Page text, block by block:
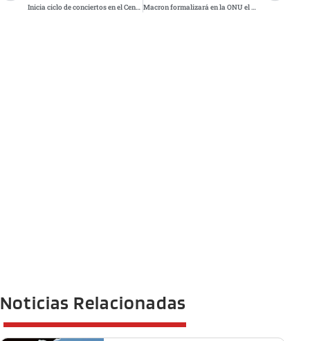
Inicia ciclo de conciertos en el Centro de las Artes de Nuevo León Macron formalizará en la ONU el reconocimiento del Estado de Palestina
Noticias Relacionadas